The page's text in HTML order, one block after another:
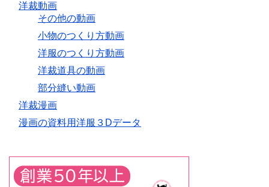
洋裁動画
その他の動画
小物のつくり方動画
洋服のつくり方動画
洋裁道具の動画
部分縫い動画
洋裁漫画
漫画の資料用洋服３Dデータ